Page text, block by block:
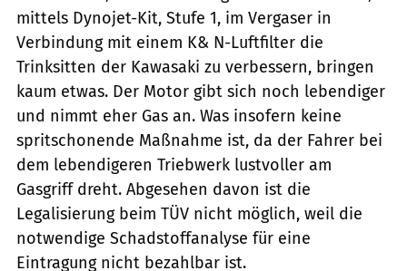
mittels Dynojet-Kit, Stufe 1, im Vergaser in
Verbindung mit einem K& N-Luftfilter die
Trinksitten der Kawasaki zu verbessern, bringen
kaum etwas. Der Motor gibt sich noch lebendiger
und nimmt eher Gas an. Was insofern keine
spritschonende Maßnahme ist, da der Fahrer bei
dem lebendigeren Triebwerk lustvoller am
Gasgriff dreht. Abgesehen davon ist die
Legalisierung beim TÜV nicht möglich, weil die
notwendige Schadstoffanalyse für eine
Eintragung nicht bezahlbar ist.